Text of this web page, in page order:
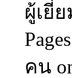
ผู้เยี่
คน